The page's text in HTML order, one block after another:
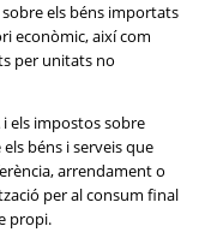
els béns importats
econòmic, així com
per unitats no
i els impostos sobre
béns i serveis que
arrendament o
per al consum final
propi.